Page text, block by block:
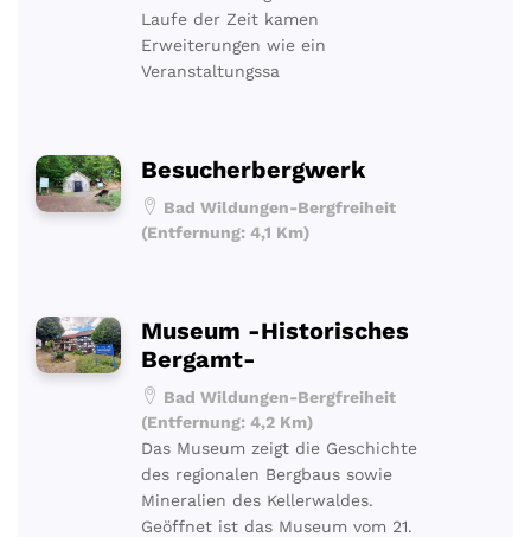
Laufe der Zeit kamen
Erweiterungen wie ein
Veranstaltungssa
Besucherbergwerk
Bad Wildungen-Bergfreiheit
(Entfernung: 4,1 Km)
Museum -Historisches
Bergamt-
Bad Wildungen-Bergfreiheit
(Entfernung: 4,2 Km)
Das Museum zeigt die Geschichte
des regionalen Bergbaus sowie
Mineralien des Kellerwaldes.
Geöffnet ist das Museum vom 21.